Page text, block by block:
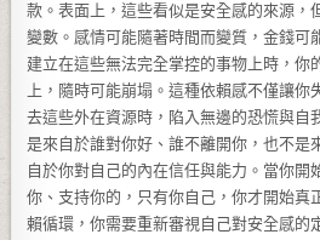
款。表面上，這些看似是安全感的來源，
變數。感情可能隨著時間而變質，金錢可
建立在這些無法完全掌控的事物上時，你
上，隨時可能崩塌。這種依賴感不僅讓
去這些外在資源時，陷入無邊的恐慌與自
是來自於誰對你好、誰不離開你，也不是
自於你對自己的內在信任與能力。當你開
你、支持你的，只有你自己，你才開始真
賴循環，你需要重新審視自己對安全感的